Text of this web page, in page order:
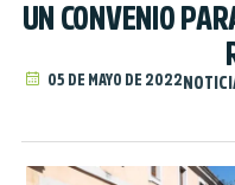
UN CONVENIO
05 DE MAYO DE 2022